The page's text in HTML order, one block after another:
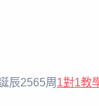
辰2565周1對1教